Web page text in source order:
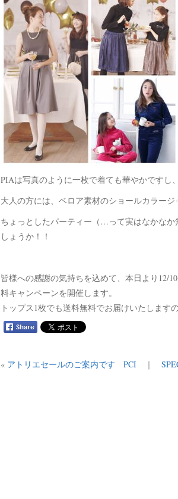
PIAは写真のように一枚で着ても華やかですし
大人の方には、ベロア素材のショールカラージ
ちょっとしたパーティー（…って実はなかな
しょうか！！
皆様への感謝の気持ちを込めて、本日より12/
料キャンペーンを開催します。
トップス1枚でも送料無料でお届けいたしますの
« アトリエセールのご案内です PCI ｜